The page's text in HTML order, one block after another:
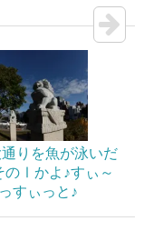
りを魚が泳いだ
のⅠかよ♪すぃ～
っすぃっと♪